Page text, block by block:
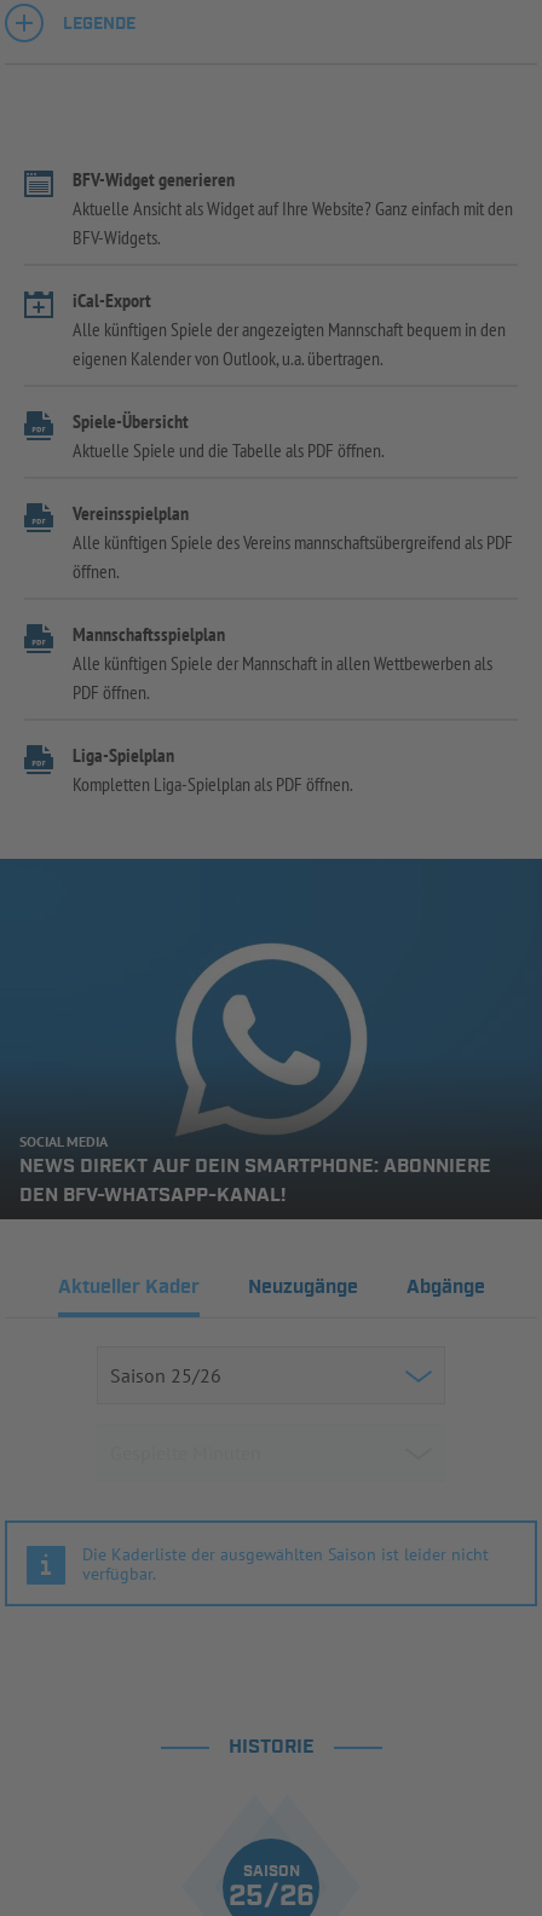
LEGENDE
BFV-Widget generieren
Aktuelle Ansicht als Widget auf Ihre Website? Ganz einfach mit den
BFV-Widgets.
iCal-Export
Alle künftigen Spiele der angezeigten Mannschaft bequem in den
eigenen Kalender von Outlook, u.a. übertragen.
Spiele-Übersicht
Aktuelle Spiele und die Tabelle als PDF öffnen.
Vereinsspielplan
Alle künftigen Spiele des Vereins mannschaftsübergreifend als PDF
öffnen.
Mannschaftsspielplan
Alle künftigen Spiele der Mannschaft in allen Wettbewerben als
PDF öffnen.
Liga-Spielplan
Kompletten Liga-Spielplan als PDF öffnen.
SOCIAL MEDIA
NEWS DIREKT AUF DEIN SMARTPHONE: ABONNIERE
DEN BFV-WHATSAPP-KANAL!
Aktueller Kader Neuzugänge Abgänge
Die Kaderliste der ausgewählten Saison ist leider nicht
verfügbar.
HISTORIE
SAISON
25/26